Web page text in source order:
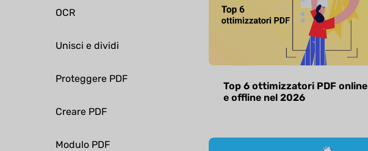
OCR
Unisci e dividi
Proteggere PDF
Creare PDF
Modulo PDF
Top 6 ottimizzatori PDF online
e offline nel 2026